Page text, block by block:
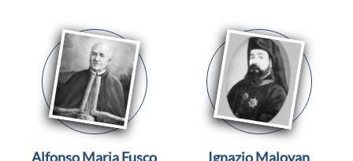
Alfonso Maria Fusco Ignazio Maloyan